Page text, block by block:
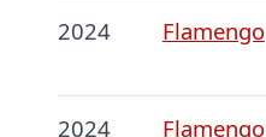
2024 Flamengo
2024 Flamengo